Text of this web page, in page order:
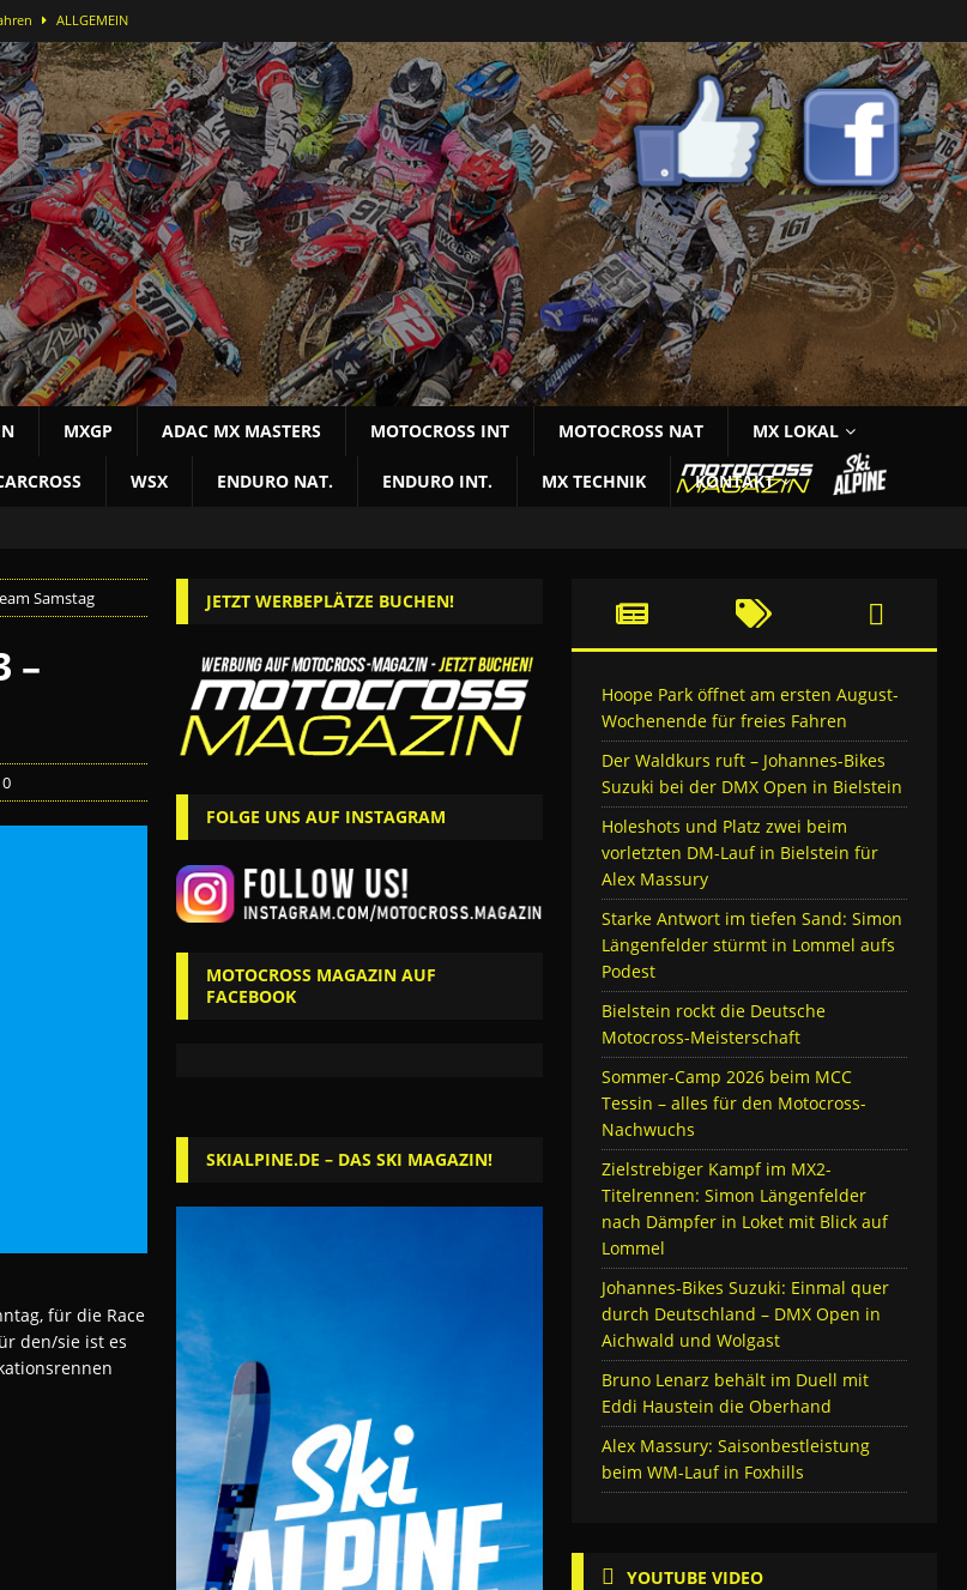
ALLGEMEIN
in Bielstein MOTOCROSS NAT
für Alex Massury MX NEWS
aufs Podest MOTOCROSS INT
NAT
MXGP ADAC MX MASTERS MOTOCROSS INT MOTOCROSS NAT MX LOKAL
WSX ENDURO NAT. ENDURO INT. MX TECHNIK KONTAKT
Samstag
–
0
für die Race
den/sie ist es
JETZT WERBEPLÄTZE BUCHEN!
FOLGE UNS AUF INSTAGRAM
MOTOCROSS MAGAZIN AUF
FACEBOOK
SKIALPINE.DE – DAS SKI MAGAZIN!
Hoope Park öffnet am ersten August-
Wochenende für freies Fahren
Der Waldkurs ruft – Johannes-Bikes
Suzuki bei der DMX Open in Bielstein
Holeshots und Platz zwei beim
vorletzten DM-Lauf in Bielstein für
Alex Massury
Starke Antwort im tiefen Sand: Simon
Längenfelder stürmt in Lommel aufs
Podest
Bielstein rockt die Deutsche
Motocross-Meisterschaft
Sommer-Camp 2026 beim MCC
Tessin – alles für den Motocross-
Nachwuchs
Zielstrebiger Kampf im MX2-
Titelrennen: Simon Längenfelder
nach Dämpfer in Loket mit Blick auf
Lommel
Johannes-Bikes Suzuki: Einmal quer
durch Deutschland – DMX Open in
Aichwald und Wolgast
Bruno Lenarz behält im Duell mit
Eddi Haustein die Oberhand
Alex Massury: Saisonbestleistung
beim WM-Lauf in Foxhills
YOUTUBE VIDEO